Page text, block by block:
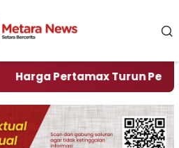
Pertamax Turun Per Hari